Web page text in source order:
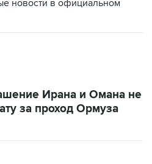
новости в официальном
Ирана и Омана не
за проход Ормуза